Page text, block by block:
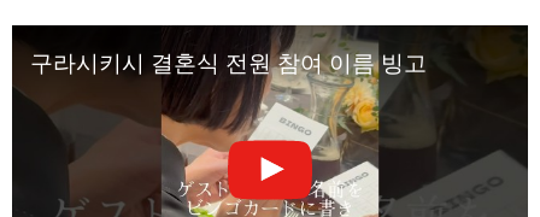
구라시키시 결혼식 전원 참여 이름 빙고